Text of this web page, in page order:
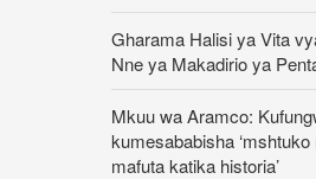
Gharama Halisi ya Vita
Nne ya Makadirio ya
Mkuu wa Aramco:
kumesababisha
mafuta katika historia’